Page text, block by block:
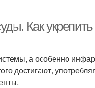
Как
а особенно
достигают,